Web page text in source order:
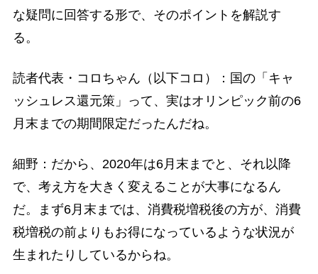
な疑問に回答する形で、そのポイントを解説す
る。
読者代表・コロちゃん（以下コロ）：国の「キャ
ッシュレス還元策」って、実はオリンピック前の6
月末までの期間限定だったんだね。
細野：だから、2020年は6月末までと、それ以降
で、考え方を大きく変えることが大事になるん
だ。まず6月末までは、消費税増税後の方が、消費
税増税の前よりもお得になっているような状況が
生まれたりしているからね。